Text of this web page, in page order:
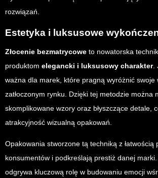
rozwiązań.
Estetyka i luksusowe
Złocenie bezmatrycowe to nowatorska
produktom elegancki i luksusowy charakter.
ważna dla marek, które pragną wyróżnić swoje
zatłoczonym rynku. Dzięki tej metodzie można
skomplikowane wzory oraz błyszczące detale,
atrakcyjność wizualną opakowań.
Opakowania stworzone tą techniką z łatwością
konsumentów i podkreślają prestiż danej
odgrywa kluczową rolę w budowaniu emocji